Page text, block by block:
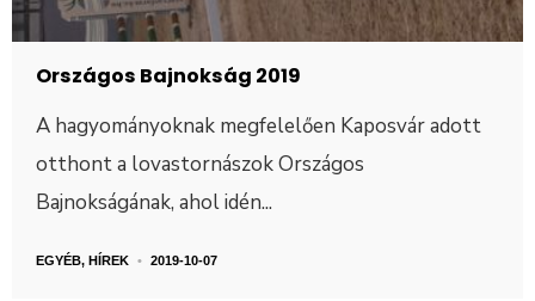
Országos Bajnokság 2019
A hagyományoknak megfelelően Kaposvár adott
otthont a lovastornászok Országos
Bajnokságának, ahol idén...
EGYÉB, HÍREK • 2019-10-07